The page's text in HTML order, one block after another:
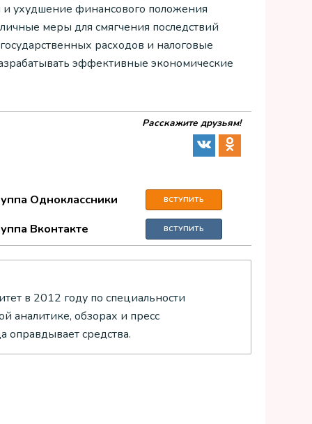
ухудшение финансового положения
меры для смягчения последствий
расходов и налоговые
эффективные экономические
Расскажите друзьям!
Одноклассники ВСТУПИТЬ
Вконтакте ВСТУПИТЬ
в 2012 году по специальности
аналитике, обзорах и пресс
оправдывает средства.